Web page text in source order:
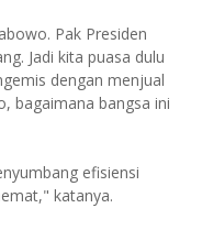
Pak Presiden
Jadi kita puasa dulu
dengan menjual
bagaimana bangsa ini
efisiensi
katanya.